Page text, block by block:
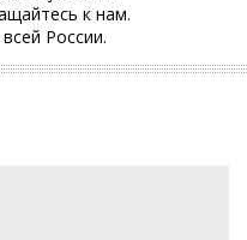
к нам.
России.